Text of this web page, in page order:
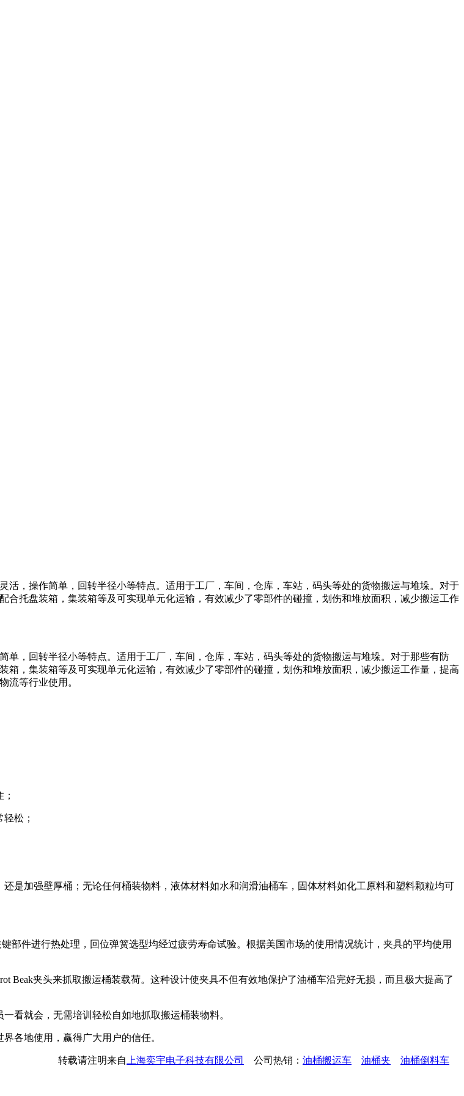
，操作简单，回转半径小等特点。适用于工厂，车间，仓库，车站，码头等处的货物搬运与堆垛。对于
托盘装箱，集装箱等及可实现单元化运输，有效减少了零部件的碰撞，划伤和堆放面积，减少搬运工作
，回转半径小等特点。适用于工厂，车间，仓库，车站，码头等处的货物搬运与堆垛。对于那些有防
，集装箱等及可实现单元化运输，有效减少了零部件的碰撞，划伤和堆放面积，减少搬运工作量，提高
流等行业使用。
松；
是加强壁厚桶；无论任何桶装物料，液体材料如水和润滑油桶车，固体材料如化工原料和塑料颗粒均可
部件进行热处理，回位弹簧选型均经过疲劳寿命试验。根据美国市场的使用情况统计，夹具的平均使用
Beak夹头来抓取搬运桶装载荷。这种设计使夹具不但有效地保护了油桶车沿完好无损，而且极大提高了
看就会，无需培训轻松自如地抓取搬运桶装物料。
界各地使用，赢得广大用户的信任。
转载请注明来自 上海奕宇电子科技有限公司 公司热销： 油桶搬运车 油桶夹 油桶倒料车